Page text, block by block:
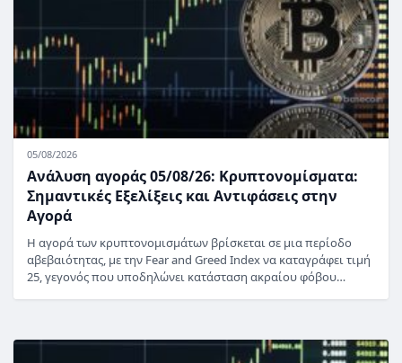
05/08/2026
Ανάλυση αγοράς 05/08/26: Κρυπτονομίσματα:
Σημαντικές Εξελίξεις και Αντιφάσεις στην
Αγορά
Η αγορά των κρυπτονομισμάτων βρίσκεται σε μια περίοδο
αβεβαιότητας, με την Fear and Greed Index να καταγράφει τιμή
25, γεγονός που υποδηλώνει κατάσταση ακραίου φόβου…